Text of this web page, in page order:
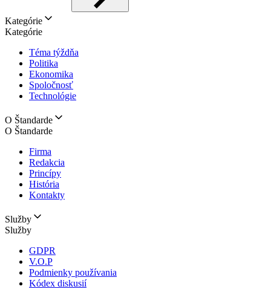
Kategórie
Kategórie
Téma týždňa
Politika
Ekonomika
Spoločnosť
Technológie
O Štandarde
O Štandarde
Firma
Redakcia
Princípy
História
Kontakty
Služby
Služby
GDPR
V.O.P
Podmienky používania
Kódex diskusií